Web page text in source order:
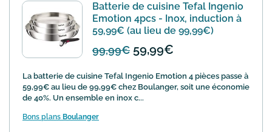
Batterie de cuisine Tefal Ingenio
Emotion 4pcs - Inox, induction à
59,99€ (au lieu de 99,99€)
99,99€ 59,99€
La batterie de cuisine Tefal Ingenio Emotion 4 pièces passe à
59,99€ au lieu de 99,99€ chez Boulanger, soit une économie
de 40%. Un ensemble en inox c...
Bons plans Boulanger